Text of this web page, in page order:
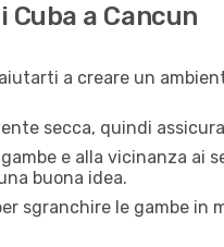
Cuba a Cancun
a creare un
secca, quindi
e alla vicinanza ai
buona idea.
sgranchire le gambe in